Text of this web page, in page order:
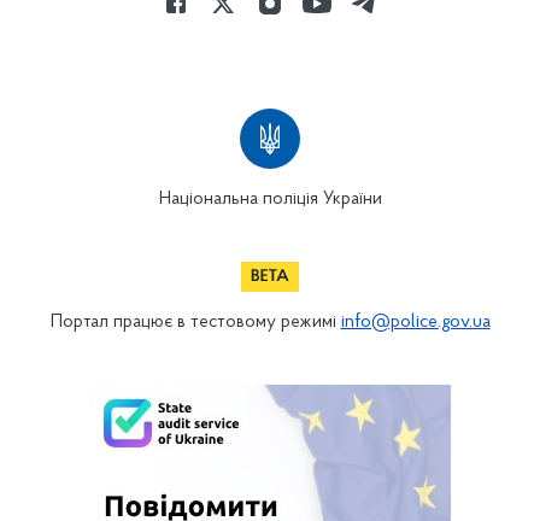
Національна поліція України
Портал працює в тестовому режимі info@police.gov.ua